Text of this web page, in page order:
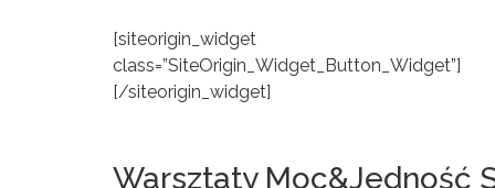
[siteorigin_widget
class=”SiteOrigin_Widget_Button_Widget”]
[/siteorigin_widget]
Warsztaty Moc&Jedność